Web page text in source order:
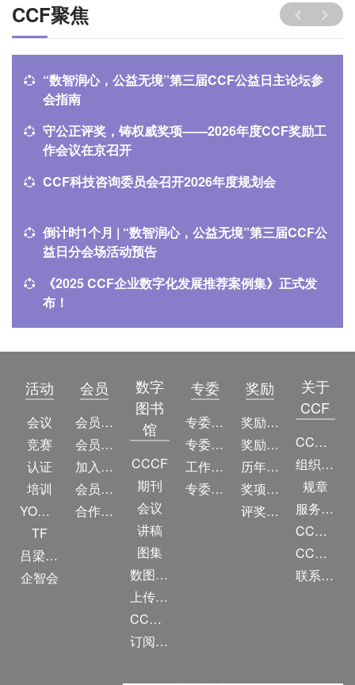
CCF聚焦
“数智润心，公益无境”第三届CCF公益日主论坛参
会指南
守公正评奖，铸权威奖项——2026年度CCF奖励工
作会议在京召开
CCF科技咨询委员会召开2026年度规划会
倒计时1个月 | “数智润心，公益无境”第三届CCF公
益日分会场活动预告
《2025 CCF企业数字化发展推荐案例集》正式发
布！
活动
会议
竞赛
认证
培训
YOCSEF
TF
吕梁振兴
企智会
会员
会员简介
会员权益
加入CCF
会员交费
合作伙伴
数字
图书
馆
CCCF
期刊
会议
讲稿
图集
数图编审委员会
上传/发布作品
CCF DL Focus
订阅《计算》
专委
专委简介
专委条例
工作问答
专委名单
奖励
奖励动态
奖励目录
历年获奖名单
奖项推荐
评奖条例
关于
CCF
CCF简介
组织机构
规章
服务项目
CCF大事记
CCF创建60周年
联系我们